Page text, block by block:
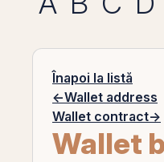
Înapoi la listă
←Wallet address
Wallet contract→
Wallet